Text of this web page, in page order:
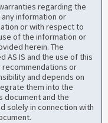
regarding the
information or
or with respect to
of the information or
herein. The
AS IS and the use of this
or
and depends on
them into the
document and the
solely in connection with